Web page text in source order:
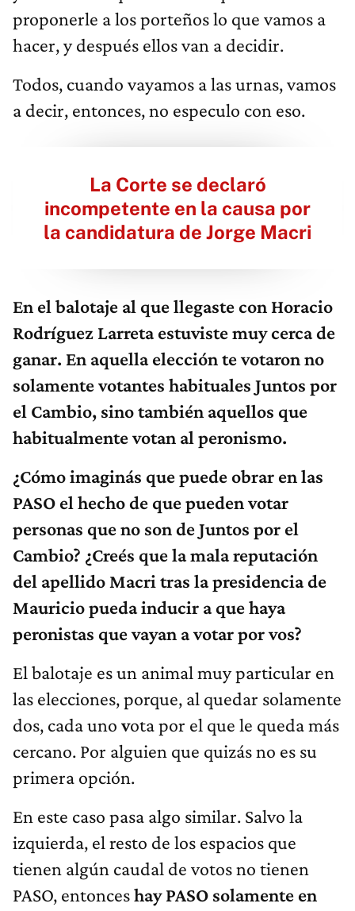
proponerle a los porteños lo que vamos a
hacer, y después ellos van a decidir.
Todos, cuando vayamos a las urnas, vamos
a decir, entonces, no especulo con eso.
La Corte se declaró
incompetente en la causa por
la candidatura de Jorge Macri
En el balotaje al que llegaste con Horacio
Rodríguez Larreta estuviste muy cerca de
ganar. En aquella elección te votaron no
solamente votantes habituales Juntos por
el Cambio, sino también aquellos que
habitualmente votan al peronismo.
¿Cómo imaginás que puede obrar en las
PASO el hecho de que pueden votar
personas que no son de Juntos por el
Cambio? ¿Creés que la mala reputación
del apellido Macri tras la presidencia de
Mauricio pueda inducir a que haya
peronistas que vayan a votar por vos?
El balotaje es un animal muy particular en
las elecciones, porque, al quedar solamente
dos, cada unovota por el que le queda más
cercano. Por alguien que quizás no es su
primera opción.
En este caso pasa algo similar. Salvo la
izquierda, el resto de los espacios que
tienen algún caudal de votos no tienen
PASO, entonceshay PASO solamente en